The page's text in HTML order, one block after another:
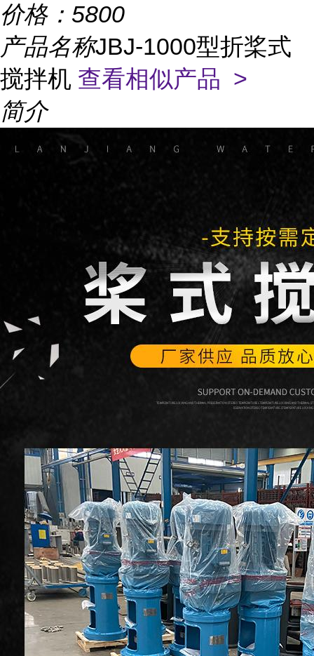
价格： 5800
产品名称JBJ-1000型折桨式
搅拌机 查看相似产品 >
简介